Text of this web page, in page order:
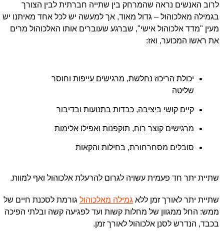
לרוב האנשים נראה שהמרחק בין שתייה חברתית לבין הצורך
בגמילה מאלכוהול – גדול מאוד, אך למעשה יש לכל אחד מאיתנו יש
מעין "מדד אלכוהול אישי", שברגע שעוברים אותו האלכוהול מרים
את ראשו המכוער, ואז:
יכולת הריכוז נחלשת, מרגישים עייפות וחוסר
שליטה
קיים קושי ביציבה, כבדות בתנועות ובדיבור
מרגישים קוצר רוח, תוקפנות ואפילו אלימות
סובלים מסחרחורת, בחילות והקאות
שתיית יתר חד פעמית עשויה לגרום להרעלת אלכוהול ואף למוות.
שתיית יתר לאורך זמן ללא גמילה מאלכוהול גורמת לסכנת חיים של
ממש: החל ממגוון של מחלות קשות ועד לפגיעה קשה ובלתי הפיכה
בכבד, הנדרש לסנן אלכוהול לאורך זמן.